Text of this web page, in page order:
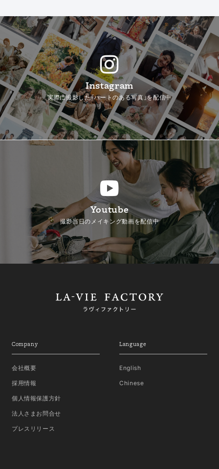
Instagram
実際に撮影した「ハートのある写真」を配信中
Youtube
撮影当日のメイキング動画を配信中
Company
会社概要
採用情報
個人情報保護方針
法人さまお問合せ
プレスリリース
Language
English
Chinese